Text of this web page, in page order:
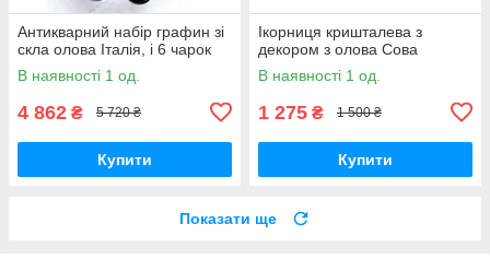
Антикварний набір графин зі
скла олова Італія, і 6 чарок
В наявності 1 од.
4 862 ₴ 5 720 ₴
Купити
Ікорниця кришталева з
декором з олова Сова
В наявності 1 од.
1 275 ₴ 1 500 ₴
Купити
Показати ще